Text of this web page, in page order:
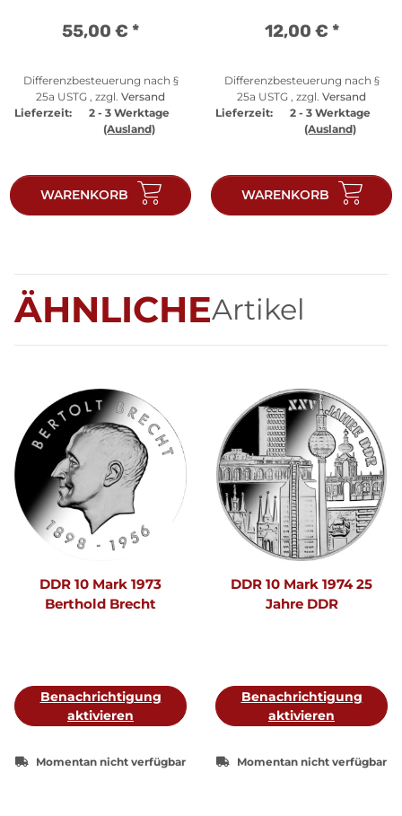
55,00 € *
Differenzbesteuerung nach §
25a USTG , zzgl. Versand
Lieferzeit:
2 - 3 Werktage
(Ausland)
WARENKORB
12,00 € *
Differenzbesteuerung nach §
25a USTG , zzgl. Versand
Lieferzeit:
2 - 3 Werktage
(Ausland)
WARENKORB
ÄHNLICHEArtikel
DDR 10 Mark 1973
Berthold Brecht
Benachrichtigung
aktivieren
Momentan nicht verfügbar
DDR 10 Mark 1974 25
Jahre DDR
Benachrichtigung
aktivieren
Momentan nicht verfügbar